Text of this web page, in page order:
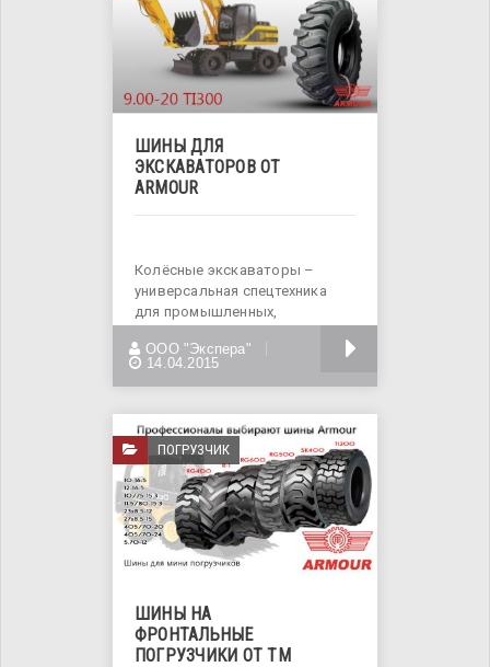
ШИНЫ ДЛЯ
ЭКСКАВАТОРОВ ОТ
ARMOUR
Колёсные экскаваторы –
универсальная спецтехника
для промышленных,
работ.
ООО "Экспера"
14.04.2015
ПОГРУЗЧИК
ШИНЫ НА
ФРОНТАЛЬНЫЕ
ПОГРУЗЧИКИ ОТ ТМ